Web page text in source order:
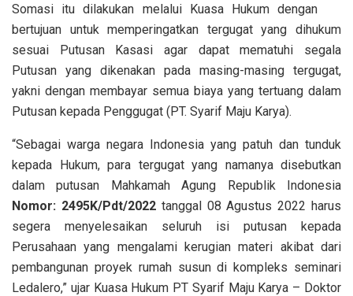
Somasi itu dilakukan melalui Kuasa Hukum dengan
bertujuan untuk memperingatkan tergugat yang dihukum
sesuai Putusan Kasasi agar dapat mematuhi segala
Putusan yang dikenakan pada masing-masing tergugat,
yakni dengan membayar semua biaya yang tertuang dalam
Putusan kepada Penggugat (PT. Syarif Maju Karya).
“Sebagai warga negara Indonesia yang patuh dan tunduk
kepada Hukum, para tergugat yang namanya disebutkan
dalam putusan Mahkamah Agung Republik Indonesia
Nomor: 2495K/Pdt/2022tanggal 08 Agustus 2022 harus
segera menyelesaikan seluruh isi putusan kepada
Perusahaan yang mengalami kerugian materi akibat dari
pembangunan proyek rumah susun di kompleks seminari
Ledalero,” ujar Kuasa Hukum PT Syarif Maju Karya – Doktor